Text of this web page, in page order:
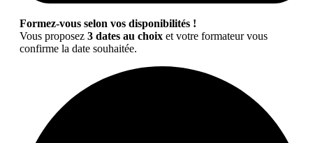
Formez-vous selon vos disponibilités !
Vous proposez 3 dates au choix et votre formateur vous
confirme la date souhaitée.